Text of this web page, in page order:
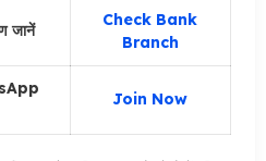
जानें
Check Bank
Branch
Join Now